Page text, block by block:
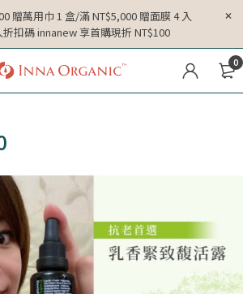
贈萬用巾 1 盒/滿 NT$5,000 贈面膜 4 入
扣碼 innanew 享首購現折 NT$100
0